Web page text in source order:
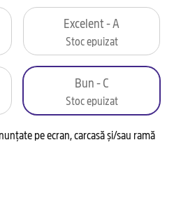
Excelent - A
Stoc epuizat
Bun - C
Stoc epuizat
pe ecran, carcasă și/sau ramă